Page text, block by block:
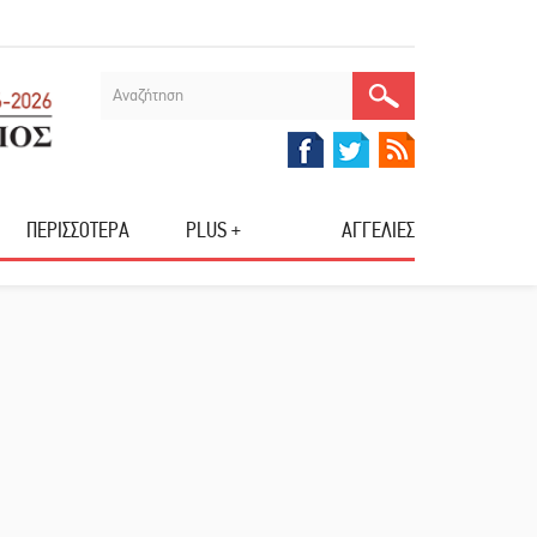
ΠΕΡΙΣΣΟΤΕΡΑ PLUS + ΑΓΓΕΛΙΕΣ